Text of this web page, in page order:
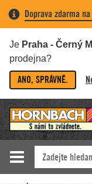
Doprava zdarma
Je Praha - Černý
prodejna?
ANO, SPRÁVNĚ.